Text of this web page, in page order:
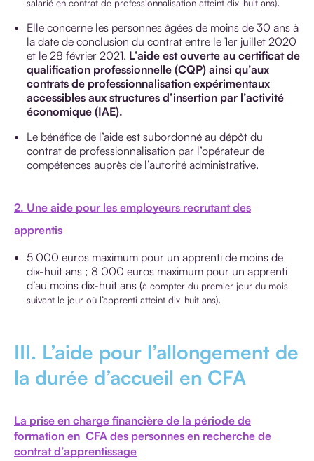
salarié en contrat de professionnalisation atteint dix-huit ans)
Elle concerne les personnes âgées de moins de 30 ans à
la date de conclusion du contrat entre le 1er juillet 2020
et le 28 février 2021. L’aide est ouverte au certificat de
qualification professionnelle (CQP) ainsi qu’aux
contrats de professionnalisation expérimentaux
accessibles aux structures d’insertion par l’activité
économique (IAE).
Le bénéfice de l’aide est subordonné au dépôt du
contrat de professionnalisation par l’opérateur de
compétences auprès de l’autorité administrative.
2. Une aide pour les employeurs recrutant des
apprentis
5 000 euros maximum pour un apprenti de moins de
dix-huit ans ; 8 000 euros maximum pour un apprenti
d’au moins dix-huit ans (à compter du premier jour du mois
suivant le jour où l’apprenti atteint dix-huit ans).
III. L’aide pour l’allongement de
la durée d’accueil en CFA
La prise en charge financière de la période de
formation en CFA des personnes en recherche de
contrat d’apprentissage